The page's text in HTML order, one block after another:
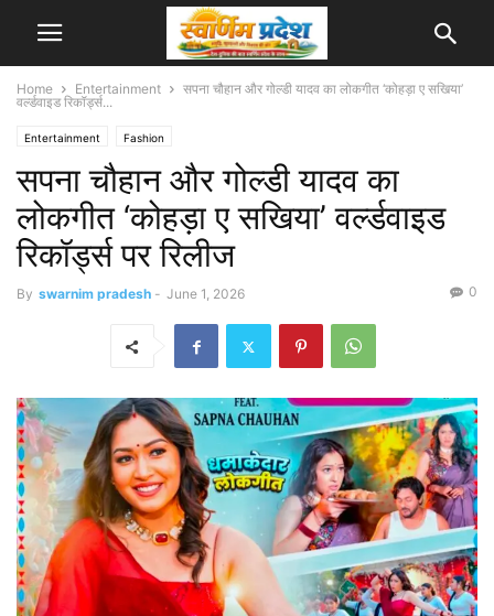
Home Entertainment
सपना चौहान और गोल्डी यादव का लोकगीत ‘कोहड़ा ए सखिया’
वर्ल्डवाइड रिकॉर्ड्स...
Entertainment Fashion
सपना चौहान और गोल्डी यादव का
लोकगीत ‘कोहड़ा ए सखिया’ वर्ल्डवाइड
रिकॉर्ड्स पर रिलीज
By swarnim pradesh - June 1, 2026 0